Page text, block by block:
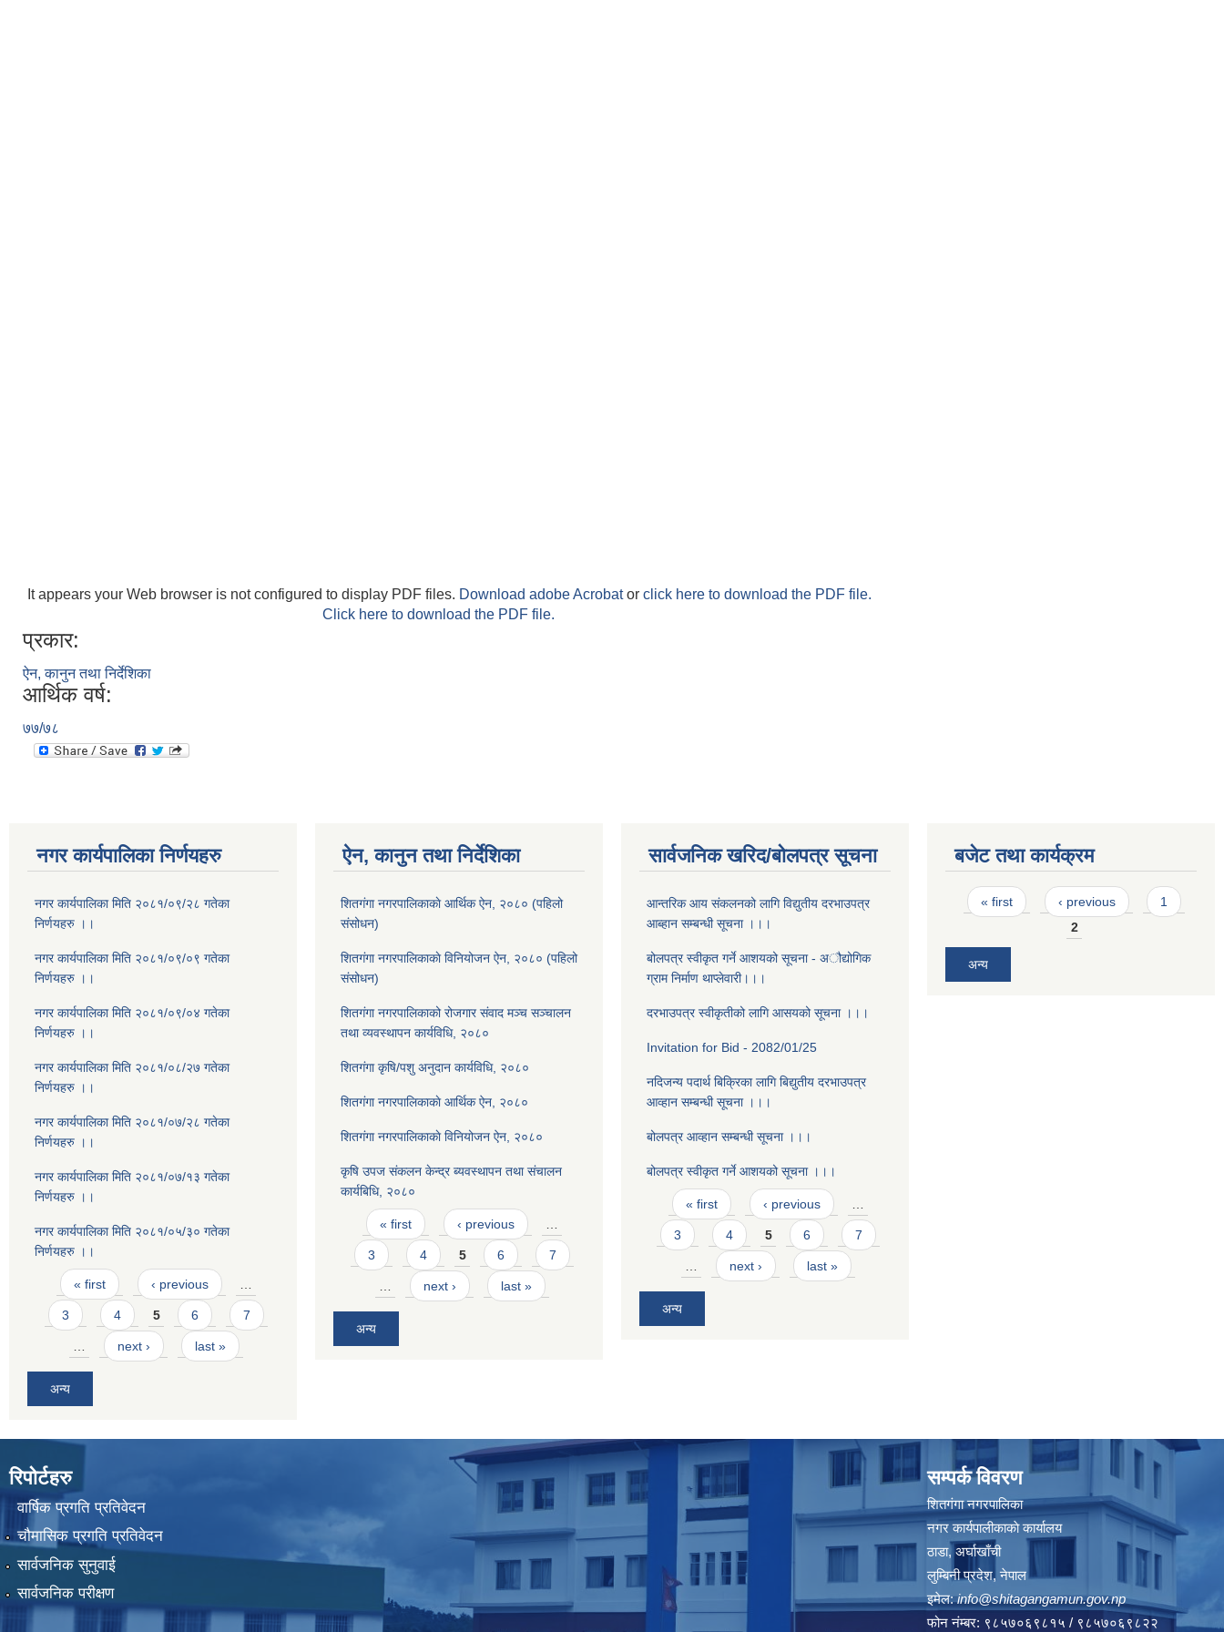
It appears your Web browser is not configured to display PDF files. Download adobe Acrobator click here to download the PDF file.
Click here to download the PDF file.
प्रकार:
ऐन, कानुन तथा निर्देशिका
आर्थिक वर्ष:
७७/७८
नगर कार्यपालिका निर्णयहरु
नगर कार्यपालिका मिति २०८१/०९/२८ गतेका
निर्णयहरु ।।
नगर कार्यपालिका मिति २०८१/०९/०९ गतेका
निर्णयहरु ।।
नगर कार्यपालिका मिति २०८१/०९/०४ गतेका
निर्णयहरु ।।
नगर कार्यपालिका मिति २०८१/०८/२७ गतेका
निर्णयहरु ।।
नगर कार्यपालिका मिति २०८१/०७/२८ गतेका
निर्णयहरु ।।
नगर कार्यपालिका मिति २०८१/०७/१३ गतेका
निर्णयहरु ।।
नगर कार्यपालिका मिति २०८१/०५/३० गतेका
निर्णयहरु ।।
Pages
« first ‹ previous
3 4 5 6 7
next › last »
अन्य
ऐन, कानुन तथा निर्देशिका
शितगंगा नगरपालिकाकाे आर्थिक ऐन, २०८० (पहिलो
संसोधन)
शितगंगा नगरपालिकाकाे विनियोजन ऐन, २०८० (पहिलो
संसोधन)
शितगंगा नगरपालिकाको रोजगार संवाद मञ्च सञ्चालन
तथा व्यवस्थापन कार्यविधि, २०८०
शितगंगा कृषि/पशु अनुदान कार्यविधि, २०८०
शितगंगा नगरपालिकाकाे आर्थिक ऐन, २०८०
शितगंगा नगरपालिकाकाे विनियोजन ऐन, २०८०
कृषि उपज संकलन केन्द्र ब्यवस्थापन तथा संचालन
कार्यबिधि, २०८०
Pages
« first ‹ previous
3 4 5 6 7
next › last »
अन्य
सार्वजनिक खरिद/बोलपत्र सूचना
आन्तरिक आय संकलनको लागि विद्युतीय दरभाउपत्र
आब्हान सम्बन्धी सूचना ।।।
बोलपत्र स्वीकृत गर्ने आशयको सूचना - अौद्योगिक
ग्राम निर्माण थाप्लेवारी।।।
दरभाउपत्र स्वीकृतीको लागि आसयको सूचना ।।।
Invitation for Bid - 2082/01/25
नदिजन्य पदार्थ बिक्रिका लागि बिद्युतीय दरभाउपत्र
आव्हान सम्बन्धी सूचना ।।।
बोलपत्र आव्हान सम्बन्धी सूचना ।।।
बोलपत्र स्वीकृत गर्ने आशयको सूचना ।।।
Pages
« first ‹ previous
3 4 5 6 7
next › last »
अन्य
बजेट तथा कार्यक्रम
Pages
« first ‹ previous
1
2
अन्य
रिपोर्टहरु
वार्षिक प्रगति प्रतिवेदन
चौमासिक प्रगति प्रतिवेदन
सार्वजनिक सुनुवाई
सार्वजनिक परीक्षण
सम्पर्क विवरण
शितगंगा नगरपालिका
नगर कार्यपालीकाकाे कार्यालय
ठाडा, अर्घाखाँची
लुम्बिनी प्रदेश, नेपाल
इमेल:info@shitagangamun.gov.np
फोन नंम्बर: ९८५७०६९८१५ / ९८५७०६९८२२